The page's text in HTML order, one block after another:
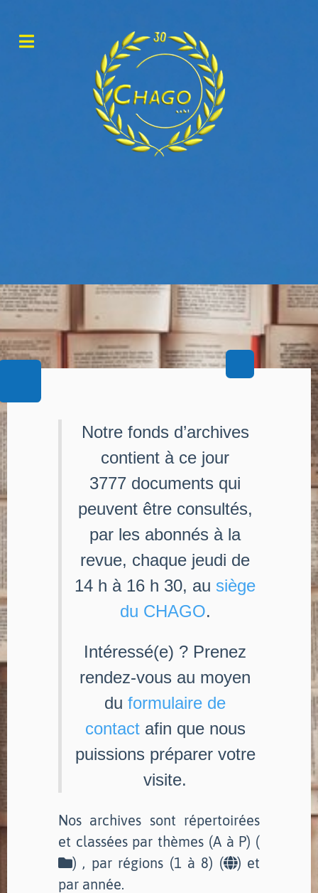
Notre fonds d’archives
contient à ce jour
3777 documents qui
peuvent être consultés,
par les abonnés à la
revue, chaque jeudi de
14 h à 16 h 30, au siège
du CHAGO.
Intéressé(e) ? Prenez
rendez-vous au moyen
du formulaire de
contactafin que nous
puissions préparer votre
visite.
Nos archives sont répertoirées
et classées par thèmes (A à P) (
) , par régions (1 à 8) (
) et
par année.